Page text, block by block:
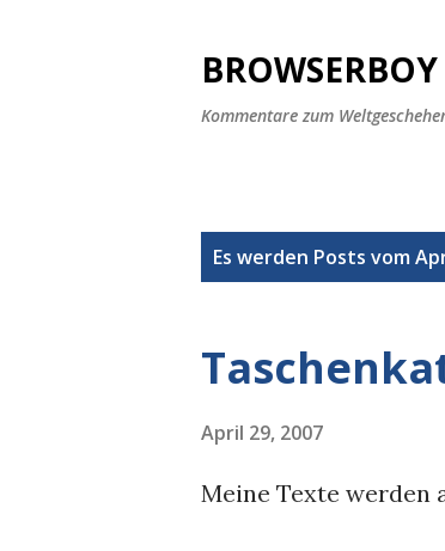
BROWSERBOY
Kommentare zum
Es werden Posts vom
April 29, 2007
Meine Texte werden